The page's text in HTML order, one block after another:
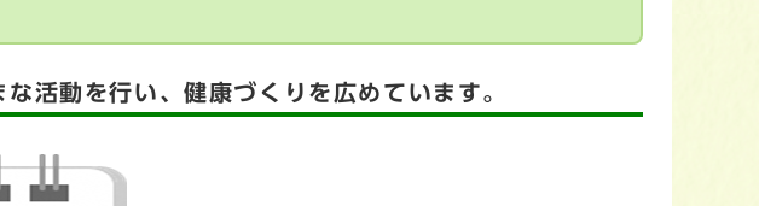
活動を行い、健康づくりを広めています。